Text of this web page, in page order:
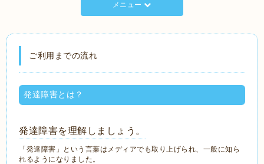
メニュー
ご利用までの流れ
発達障害とは？
発達障害を理解しましょう。
「発達障害」という言葉はメディアでも取り上げられ、一般に知ら
れるようになりました。